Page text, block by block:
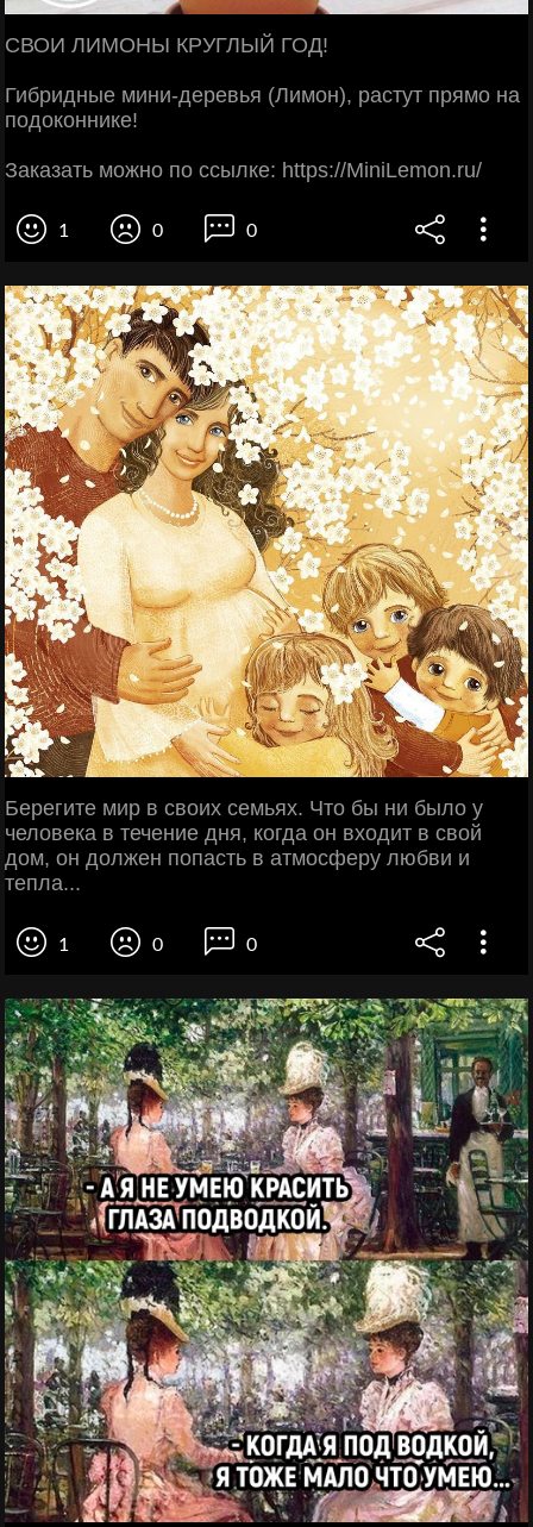
СВОИ ЛИМОНЫ КРУГЛЫЙ ГОД!
Гибридные мини-деревья (Лимон), растут прямо на
подоконнике!
Заказать можно по ссылке: https://MiniLemon.ru/
1 0 0
Берегите мир в своих семьях. Что бы ни было у
человека в течение дня, когда он входит в свой
дом, он должен попасть в атмосферу любви и
тепла...
1 0 0